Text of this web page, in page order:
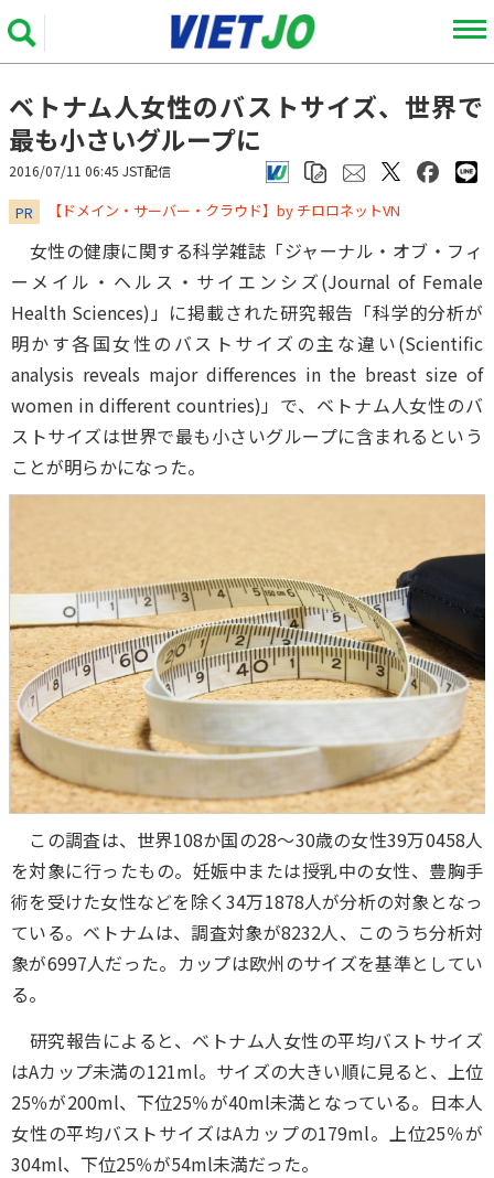
ベトナム人女性のバストサイズ、世界で
最も小さいグループに
2016/07/11 06:45 JST配信
PR ​​​​​​​【ドメイン・サーバー・クラウド】by チロロネットVN
女性の健康に関する科学雑誌「ジャーナル・オブ・フィ
ーメイル・ヘルス・サイエンシズ(Journal of Female
Health Sciences)」に掲載された研究報告「科学的分析が
明かす各国女性のバストサイズの主な違い(Scientific
analysis reveals major differences in the breast size of
women in different countries)」で、ベトナム人女性のバ
ストサイズは世界で最も小さいグループに含まれるという
ことが明らかになった。
この調査は、世界108か国の28～30歳の女性39万0458人
を対象に行ったもの。妊娠中または授乳中の女性、豊胸手
術を受けた女性などを除く34万1878人が分析の対象となっ
ている。ベトナムは、調査対象が8232人、このうち分析対
象が6997人だった。カップは欧州のサイズを基準としてい
る。
研究報告によると、ベトナム人女性の平均バストサイズ
はAカップ未満の121ml。サイズの大きい順に見ると、上位
25％が200ml、下位25％が40ml未満となっている。日本人
女性の平均バストサイズはAカップの179ml。上位25％が
304ml、下位25％が54ml未満だった。